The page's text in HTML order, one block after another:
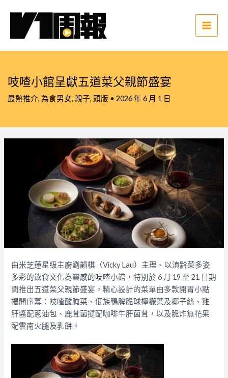
Main
吱喳小館呈獻五道菜父親節盛宴
最熱推介, 為食男女, 親子, 頭版 • 2026 年 6 月 1 日
由米芝蓮星級主廚劉韻棋（Vicky Lau）主理、以滇黔菜多姿
多彩的飲食文化為靈感的吱喳小館，特別於 6 月 19 至 21 日期
間推出五道菜父親節盛宴。精心設計的菜單由多款開胃小點
揭開序幕：吱喳酸腌菜、佤族鴨脾脆球檸檬葉及椰子絲、雞
肝醬配蔥油包、 鹿茸菌撻配咖啡牛肝菌茸，以及脆炸無花果
配雲南火腿及乳餅。